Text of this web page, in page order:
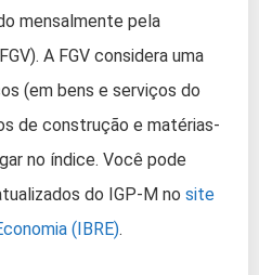
mensalmente pela
A FGV considera uma
(em bens e serviços do
de construção e matérias-
no índice. Você pode
do IGP-M no site
(IBRE).